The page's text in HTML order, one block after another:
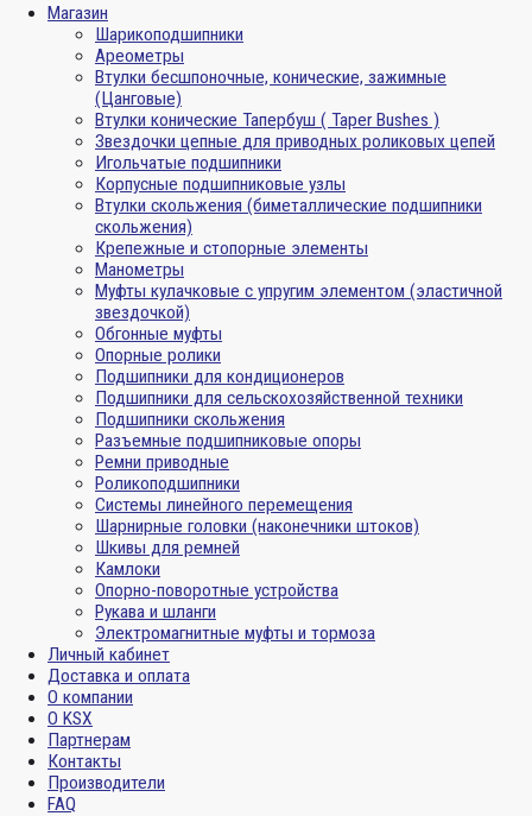
Магазин
Шарикоподшипники
Ареометры
Втулки бесшпоночные, конические, зажимные
(Цанговые)
Втулки конические Тапербуш ( Taper Bushes )
Звездочки цепные для приводных роликовых цепей
Игольчатые подшипники
Корпусные подшипниковые узлы
Втулки скольжения (биметаллические подшипники
скольжения)
Крепежные и стопорные элементы
Манометры
Муфты кулачковые с упругим элементом (эластичной
звездочкой)
Обгонные муфты
Опорные ролики
Подшипники для кондиционеров
Подшипники для сельскохозяйственной техники
Подшипники скольжения
Разъемные подшипниковые опоры
Ремни приводные
Роликоподшипники
Системы линейного перемещения
Шарнирные головки (наконечники штоков)
Шкивы для ремней
Камлоки
Опорно-поворотные устройства
Рукава и шланги
Электромагнитные муфты и тормоза
Личный кабинет
Доставка и оплата
О компании
О KSX
Партнерам
Контакты
Производители
FAQ